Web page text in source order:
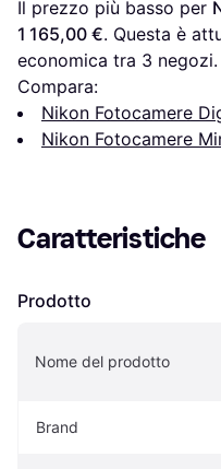
Il prezzo più basso per
1 165,00 €. Questa è
economica tra 3 negozi.
Compara:
Nikon Fotocamere
Nikon Fotocamere
Caratteristiche
Prodotto
Nome del prodotto
Brand